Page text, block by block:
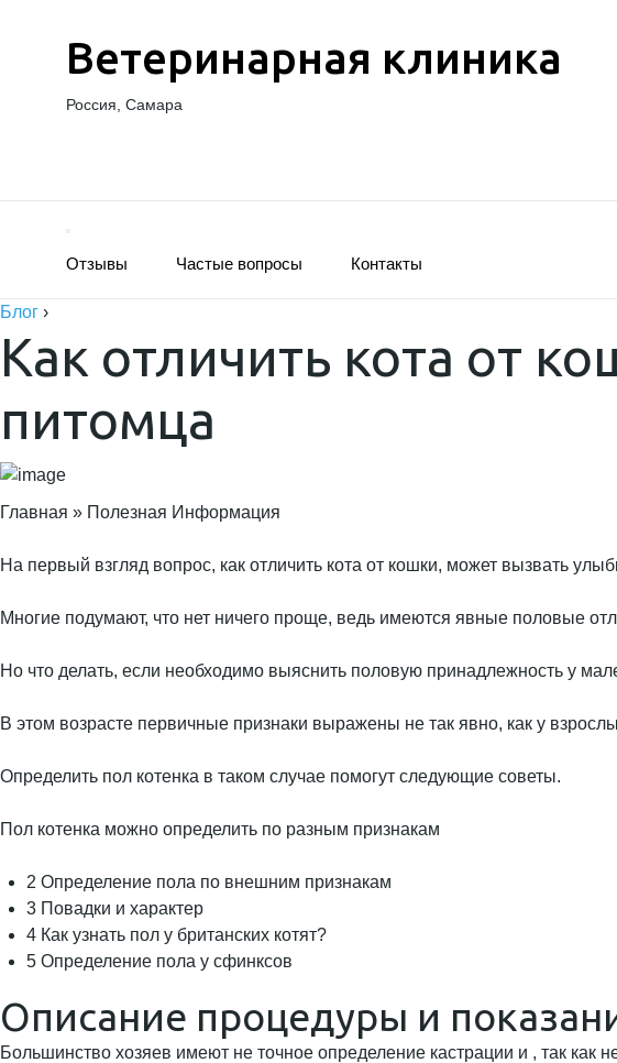
Ветеринарная клиника
Россия, Самара
Отзывы Частые вопросы Контакты
Блог ›
Как отличить кота от
питомца
Главная » Полезная Информация
На первый взгляд вопрос, как отличить кота от кошки, может вызвать
Многие подумают, что нет ничего проще, ведь имеются явные половые
Но что делать, если необходимо выяснить половую принадлежность у
В этом возрасте первичные признаки выражены не так явно, как у
Определить пол котенка в таком случае помогут следующие советы.
Пол котенка можно определить по разным признакам
2 Определение пола по внешним признакам
3 Повадки и характер
4 Как узнать пол у британских котят?
5 Определение пола у сфинксов
Описание процедуры и
Большинство хозяев имеют не точное определение кастрации и , так как